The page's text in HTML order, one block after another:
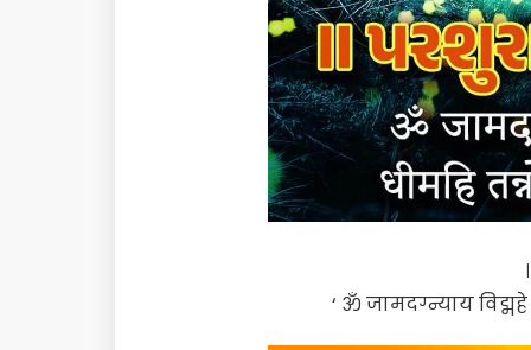
‘ ॐ जामदग्न्याय विद्महे